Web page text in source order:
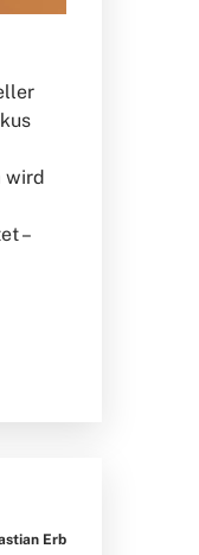
wird
–
Erb